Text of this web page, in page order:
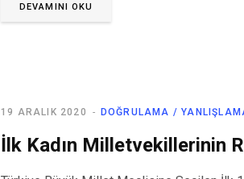
DEVAMINI OKU
DOĞRULAMA /
19 ARALIK 2020
İlk Kadın Milletvekillerinin